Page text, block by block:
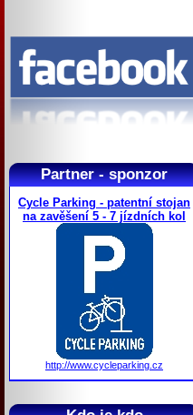
Partner - sponzor
Cycle Parking - patentní stojan
na zavěšení 5 - 7 jízdních kol
http://www.cycleparking.cz